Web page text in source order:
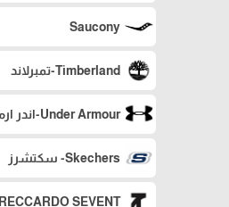
Saucony
Timberland-تمبرلاند
Under Armour-اندر ارمر
Skechers- سكتشرز
RECCARDO SEVENT